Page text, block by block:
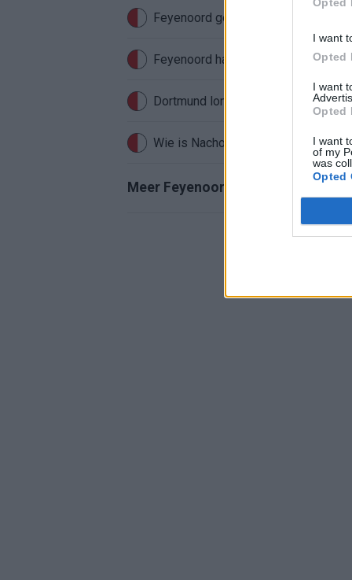
I want
Opted
I want
Opted
I want
of my
was
Opted
Feyenoord gebruikt Ajax-talenten
Feyenoord haakte al snel af: WK-
Wie is Nacho Ferri? Profiel van
Meer Feyenoord-nieuws